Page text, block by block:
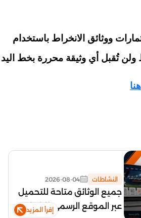
ووثائق الانخراط باستخدام
ولن تُقبل أي وثيقة محررة بخط اليد
جميع الوثائق متاحة للتحميل
عبر الموقع الرسمي للرابطة
2026-08-04 النشاطات
إقرأ المزيد